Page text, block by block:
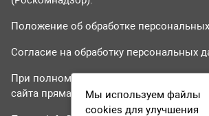
Положение об обработке
Согласие на обработку персональных
При полном или частичном
сайта прямая гиперссылка на tvr24.tv
Мы используем файлы
cookies для улучшения